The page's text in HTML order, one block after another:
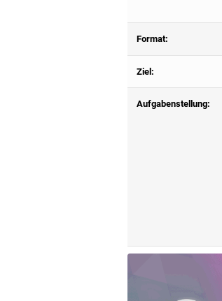
Format:
Ziel:
Aufgabenstellung: